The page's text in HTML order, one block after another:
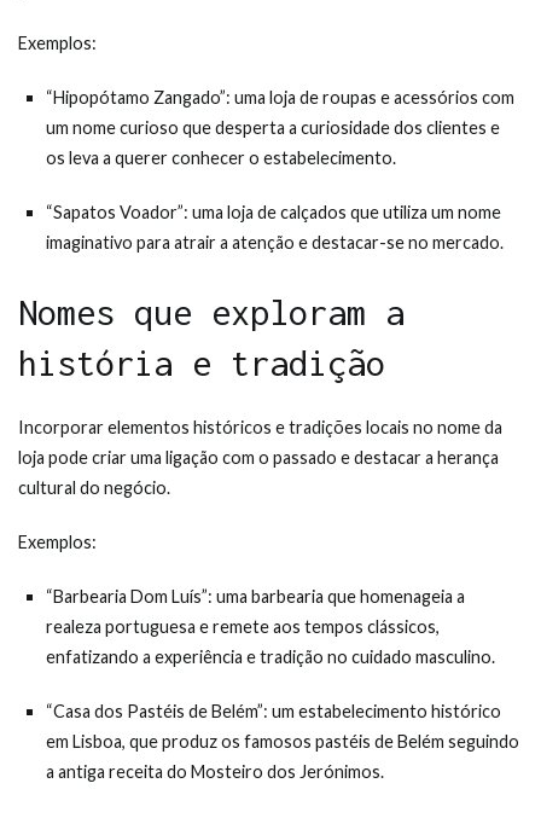
Exemplos:
“Hipopótamo Zangado”: uma loja de roupas e acessórios com
um nome curioso que desperta a curiosidade dos clientes e
os leva a querer conhecer o estabelecimento.
“Sapatos Voador”: uma loja de calçados que utiliza um nome
imaginativo para atrair a atenção e destacar-se no mercado.
Nomes que exploram a
história e tradição
Incorporar elementos históricos e tradições locais no nome da
loja pode criar uma ligação com o passado e destacar a herança
cultural do negócio.
Exemplos:
“Barbearia Dom Luís”: uma barbearia que homenageia a
realeza portuguesa e remete aos tempos clássicos,
enfatizando a experiência e tradição no cuidado masculino.
“Casa dos Pastéis de Belém”: um estabelecimento histórico
em Lisboa, que produz os famosos pastéis de Belém seguindo
a antiga receita do Mosteiro dos Jerónimos.